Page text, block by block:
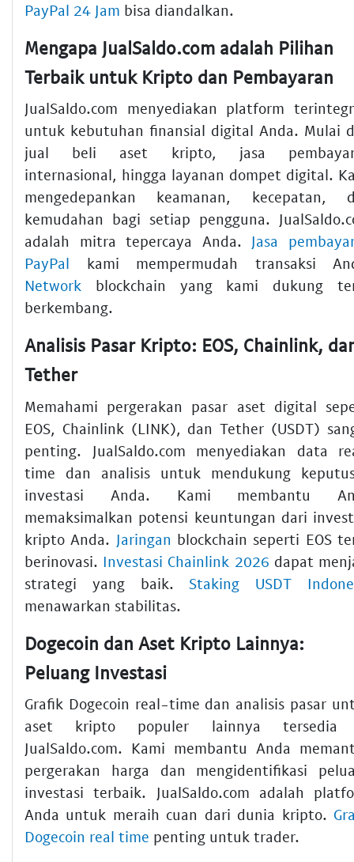
PayPal 24 Jam bisa diandalkan.
Mengapa JualSaldo.com adalah Pilihan
Terbaik untuk Kripto dan Pembayaran
JualSaldo.com menyediakan platform
untuk kebutuhan finansial digital Anda. Mulai
jual beli aset kripto, jasa
internasional, hingga layanan dompet digital.
mengedepankan keamanan, kecepatan,
kemudahan bagi setiap pengguna.
adalah mitra tepercaya Anda. Jasa
PayPal kami mempermudah transaksi
Network blockchain yang kami dukung
berkembang.
Analisis Pasar Kripto: EOS, Chainlink,
Tether
Memahami pergerakan pasar aset digital
EOS, Chainlink (LINK), dan Tether (USDT)
penting. JualSaldo.com menyediakan data
time dan analisis untuk mendukung
investasi Anda. Kami membantu
memaksimalkan potensi keuntungan dari
kripto Anda. Jaringan blockchain seperti EOS
berinovasi. Investasi Chainlink 2026 dapat
strategi yang baik.Staking USDT
menawarkan stabilitas.
Dogecoin dan Aset Kripto Lainnya:
Peluang Investasi
Grafik Dogecoin real-time dan analisis pasar
aset kripto populer lainnya tersedia
JualSaldo.com. Kami membantu Anda
pergerakan harga dan mengidentifikasi
investasi terbaik. JualSaldo.com adalah
Anda untuk meraih cuan dari dunia kripto.
Dogecoin real time penting untuk trader.